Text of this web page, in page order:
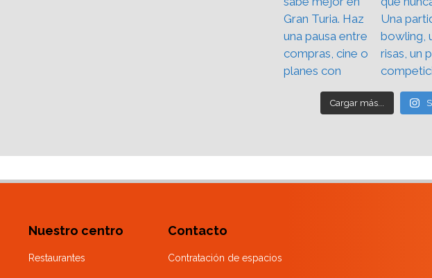
Cargar más...
Nuestro centro
Restaurantes
Contacto
Contratación de espacios